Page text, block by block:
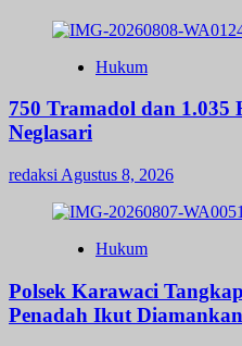
Hukum
750 Tramadol dan 1.035
Neglasari
redaksi Agustus 8, 2026
Hukum
Polsek Karawaci
Penadah Ikut Diamankan